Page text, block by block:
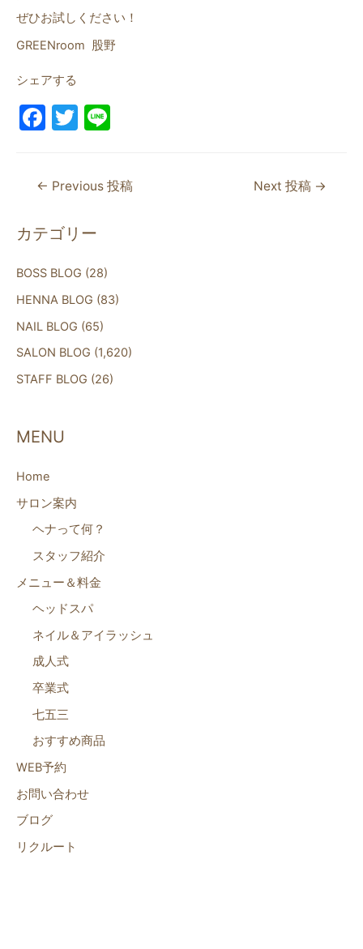
ぜひお試しください！
GREENroom 股野
シェアする
F
e
b
o
o
k
T
er
← Previous 投稿 Next 投稿 →
カテゴリー
BOSS BLOG (28)
HENNA BLOG (83)
NAIL BLOG (65)
SALON BLOG (1,620)
STAFF BLOG (26)
MENU
Home
サロン案内
ヘナって何？
スタッフ紹介
メニュー＆料金
ヘッドスパ
ネイル＆アイラッシュ
成人式
卒業式
七五三
おすすめ商品
WEB予約
お問い合わせ
ブログ
リクルート